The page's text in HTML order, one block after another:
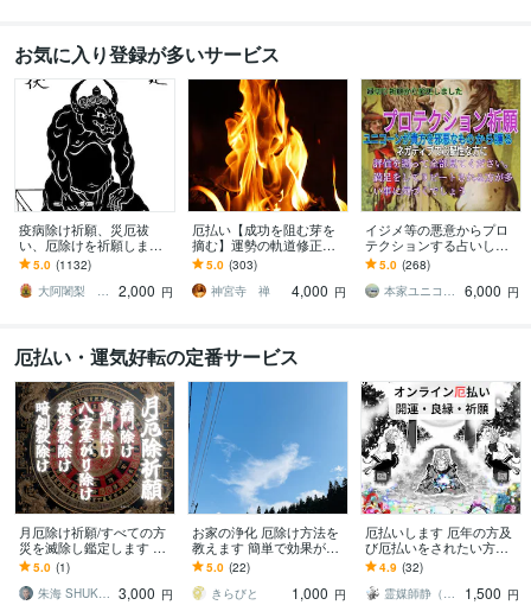
お気に入り登録が多いサービス
疫病除け祈願、災厄祓
い、厄除けを祈願します
厄除大師の秘法で災厄か
ら逃れ、悪循環から抜け
出したい方に！！
5.0 (1132)
大阿闍梨 行光坊昊正
2,000 円
厄払い【成功を阻む芽を
摘む】運勢の軌道修正を
します 何をしても結果に
恵まれず藁をもすがる思
いで苦しい方の緊急救済
5.0 (303)
神宮寺 禅
4,000 円
イジメ等の悪意からプロ
テクションする占いしま
す ユニコーンは洞察力が
あり悪意あるものから護
るのが1番得意です
5.0 (268)
本家ユニコーンの使者桜10周年ありがとう
6,000 円
厄払い・運気好転の定番サービス
月厄除け祈願/すべての方
災を滅除し鑑定します 暗
剣殺/破壊殺/病門/鬼門/坎
入/八方塞/すべての方災を
滅除
5.0 (1)
朱海 SHUKAI☯九星術☯タロット和尚 3,000 円
お家の浄化 厄除け方法を
教えます 簡単で効果が高
い方法になります
5.0 (22)
きらびと
1,000 円
厄払いします 厄年の方及
び厄払いをされたい方、
お忙しくて神社に行けな
い方へ
4.9 (32)
霊媒師静（しずか）＆霊獣祈理狐（きりこ）
1,500 円